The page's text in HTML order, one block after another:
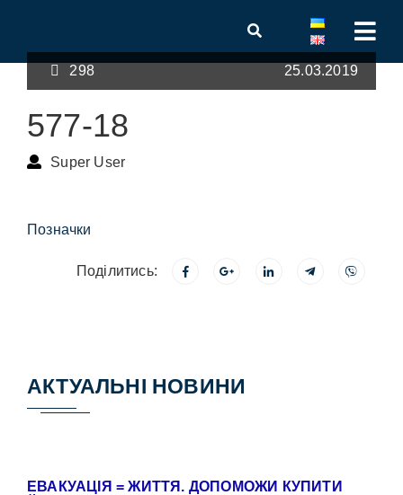
298 25.03.2019
577-18
Super User
Позначки
Поділитись:
АКТУАЛЬНІ НОВИНИ
ЕВАКУАЦІЯ = ЖИТТЯ. ДОПОМОЖИ КУПИТИ